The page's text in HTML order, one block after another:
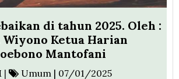
di tahun 2025. Oleh :
Wiyono Ketua Harian
Mantofani
| Umum | 07/01/2025